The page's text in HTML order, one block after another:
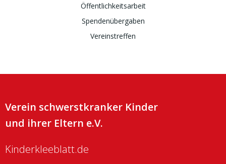
Öffentlichkeitsarbeit
Spendenübergaben
Vereinstreffen
Verein schwerstkranker Kinder
und ihrer Eltern e.V.
Kinderkleeblatt.de